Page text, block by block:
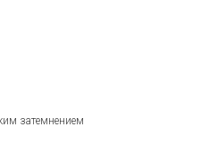
затемнением